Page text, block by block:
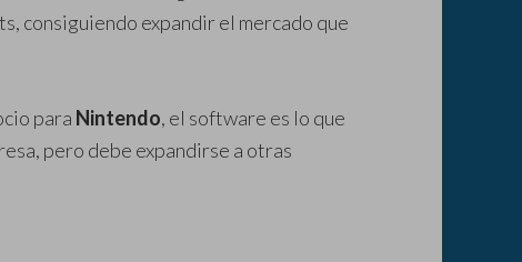
consiguiendo expandir el mercado que
para Nintendo, el software es lo que
pero debe expandirse a otras